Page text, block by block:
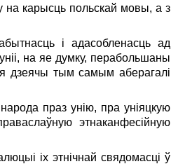
на карысць польскай мовы, а з
і адасобленасць ад
на яе думку, перабольшаны
дзеячы тым самым аберагалі
праз унію, пра уніяцкую
этнаканфесійную
іх этнічнай свядомасці ў